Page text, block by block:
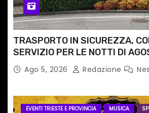
TRASPORTO IN SICUREZZA,
SERVIZIO PER LE NOTTI DI
PERCORSI, FERMATE E ORARIO
Ago 5, 2026 Redazione
EVENTI TRIESTE E PROVINCIA MUSICA